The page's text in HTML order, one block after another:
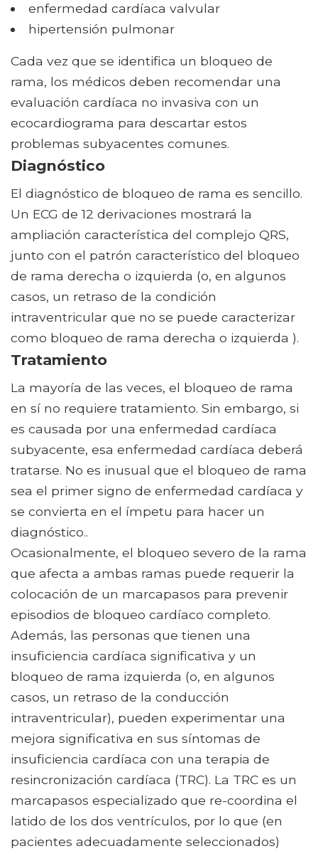
enfermedad cardíaca valvular
hipertensión pulmonar
Cada vez que se identifica un bloqueo de
rama, los médicos deben recomendar una
evaluación cardíaca no invasiva con un
ecocardiograma para descartar estos
problemas subyacentes comunes.
Diagnóstico
El diagnóstico de bloqueo de rama es sencillo.
Un ECG de 12 derivaciones mostrará la
ampliación característica del complejo QRS,
junto con el patrón característico del bloqueo
de rama derecha o izquierda (o, en algunos
casos, un retraso de la condición
intraventricular que no se puede caracterizar
como bloqueo de rama derecha o izquierda ).
Tratamiento
La mayoría de las veces, el bloqueo de rama
en sí no requiere tratamiento. Sin embargo, si
es causada por una enfermedad cardíaca
subyacente, esa enfermedad cardíaca deberá
tratarse. No es inusual que el bloqueo de rama
sea el primer signo de enfermedad cardíaca y
se convierta en el ímpetu para hacer un
diagnóstico..
Ocasionalmente, el bloqueo severo de la rama
que afecta a ambas ramas puede requerir la
colocación de un marcapasos para prevenir
episodios de bloqueo cardíaco completo.
Además, las personas que tienen una
insuficiencia cardíaca significativa y un
bloqueo de rama izquierda (o, en algunos
casos, un retraso de la conducción
intraventricular), pueden experimentar una
mejora significativa en sus síntomas de
insuficiencia cardíaca con una terapia de
resincronización cardíaca (TRC). La TRC es un
marcapasos especializado que re-coordina el
latido de los dos ventrículos, por lo que (en
pacientes adecuadamente seleccionados)